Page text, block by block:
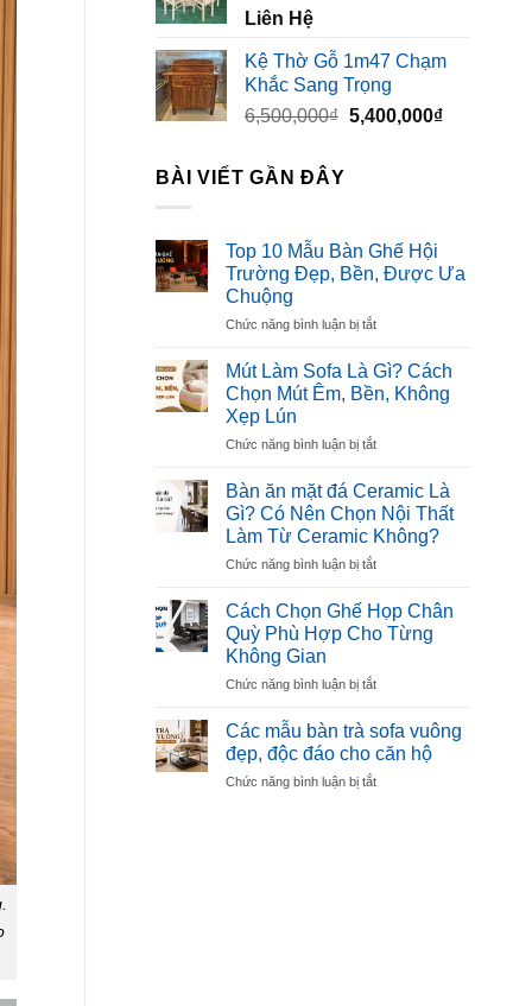
Liên Hệ
Kệ Thờ Gỗ 1m47 Chạm
Khắc Sang Trọng
6,500,000₫ Giá
5,400,000₫Giá
BÀI VIẾT GẦN ĐÂY
Top 10 Mẫu Bàn Ghế Hội
Trường Đẹp, Bền, Được Ưa
Chuộng
Chức năng bình luận bị tắtở
10
Mẫu
Bàn
Hội
Đẹp,
Bền,
Được
Ưa
Chuộng
Mút Làm Sofa Là Gì? Cách
Chọn Mút Êm, Bền, Không
Xẹp Lún
Chức năng bình luận bị tắtở
Sofa
Là
Gì?
Cách
Mút
Êm,
Bền,
Xẹp
Bàn ăn mặt đá Ceramic Là
Gì? Có Nên Chọn Nội Thất
Làm Từ Ceramic Không?
Chức năng bình luận bị tắtở
ăn
mặt
đá
Là
Có
Nên
Chọn
Nội
Cách Chọn Ghế Họp Chân
Quỳ Phù Hợp Cho Từng
Không Gian
Chức năng bình luận bị tắtở
Chọn
Ghế
Họp
Chân
Các mẫu bàn trà sofa vuông
đẹp, độc đáo cho căn hộ
Chức năng bình luận bị tắtở